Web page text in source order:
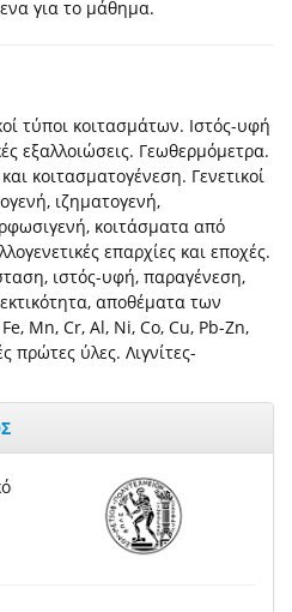
για το μάθημα.
τύποι κοιτασμάτων. Ιστός-υφή
εξαλλοιώσεις. Γεωθερμόμετρα.
κοιτασματογένεση. Γενετικοί
ιζηματογενή,
κοιτάσματα από
επαρχίες και εποχές.
ιστός-υφή, παραγένεση,
αποθέματα των
Mn, Cr, Al, Ni, Co, Cu, Pb-Zn,
πρώτες ύλες. Λιγνίτες-